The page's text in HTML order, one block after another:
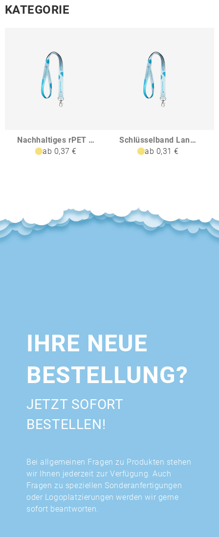
KATEGORIE
Nachhaltiges rPET Basic Schlüsselband Lanyard
ab 0,37 €
Schlüsselband Lanyard
ab 0,31 €
IHRE NEUE
BESTELLUNG?
JETZT SOFORT
BESTELLEN!
Bei allgemeinen Fragen zu Produkten stehen
wir Ihnen jederzeit zur Verfügung. Auch
Fragen zu speziellen Sonderanfertigungen
oder Logoplatzierungen werden wir gerne
sofort beantworten.